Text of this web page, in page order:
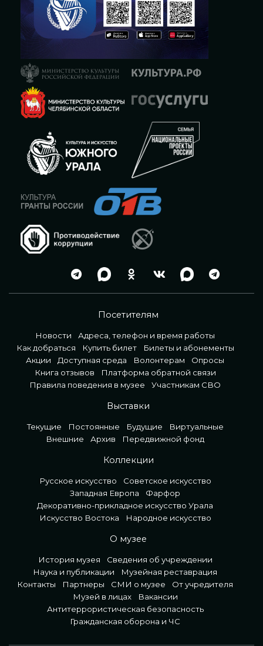
Посетителям
Новости
Адреса, телефон и время работы
Как добраться
Купить билет
Билеты и абонементы
Акции
Доступная среда Волонтерам
Опросы
Книга отзывов
Платформа обратной связи
Правила поведения в музее
Участникам СВО
Выставки
Текущие Постоянные Будущие
Виртуальные
Внешние
Архив Передвижной фонд
Коллекции
Русское искусство
Советское искусство
Западная Европа
Фарфор
Декоративно-прикладное искусство Урала
Искусство Востока
Народное искусство
О музее
История музея
Сведения об учреждении
Наука и публикации
Музейная реставрация
Контакты
Партнеры СМИ о музее
От учредителя
Музей в лицах
Вакансии
Антитеррористическая безопасность
Гражданская оборона и ЧС